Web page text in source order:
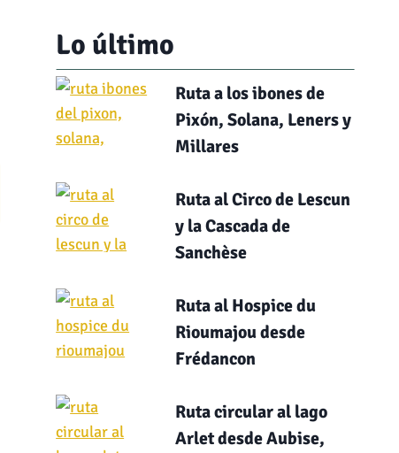
Lo último
Ruta a los ibones de
Pixón, Solana, Leners y
Millares
Ruta al Circo de Lescun
y la Cascada de
Sanchèse
Ruta al Hospice du
Rioumajou desde
Frédancon
Ruta circular al lago
Arlet desde Aubise,